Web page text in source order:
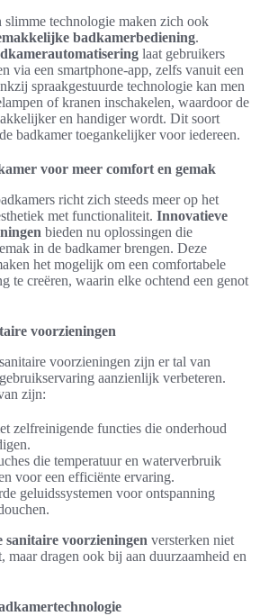
slimme technologie maken zich ook
badkamerbediening.
laat gebruikers
via een smartphone-app, zelfs vanuit een
spraakgestuurde technologie kan men
of kranen inschakelen, waardoor de
en handiger wordt. Dit soort
badkamer toegankelijker voor iedereen.
voor meer comfort en gemak
richt zich steeds meer op het
met functionaliteit. Innovatieve
bieden nu oplossingen die
in de badkamer brengen. Deze
het mogelijk om een comfortabele
te creëren, waarin elke ochtend een genot
voorzieningen
voorzieningen zijn er tal van
aanzienlijk verbeteren.
zijn:
zelfreinigende functies die onderhoud
die temperatuur en waterverbruik
voor een efficiënte ervaring.
geluidssystemen voor ontspanning
sanitaire voorzieningen versterken niet
maar dragen ook bij aan duurzaamheid en